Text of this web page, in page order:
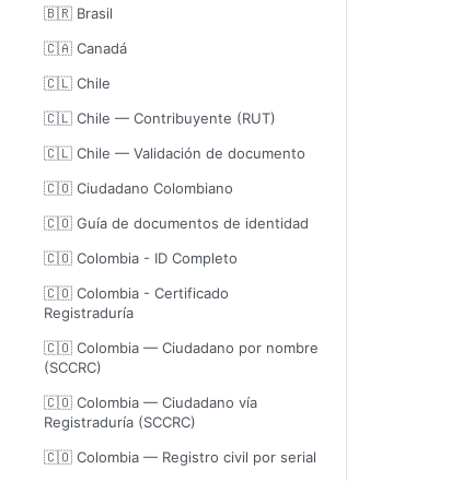
🇧🇷 Brasil
🇨🇦 Canadá
🇨🇱 Chile
🇨🇱 Chile — Contribuyente (RUT)
🇨🇱 Chile — Validación de documento
🇨🇴 Ciudadano Colombiano
🇨🇴 Guía de documentos de identidad
🇨🇴 Colombia - ID Completo
🇨🇴 Colombia - Certificado
Registraduría
🇨🇴 Colombia — Ciudadano por nombre
(SCCRC)
🇨🇴 Colombia — Ciudadano vía
Registraduría (SCCRC)
🇨🇴 Colombia — Registro civil por serial